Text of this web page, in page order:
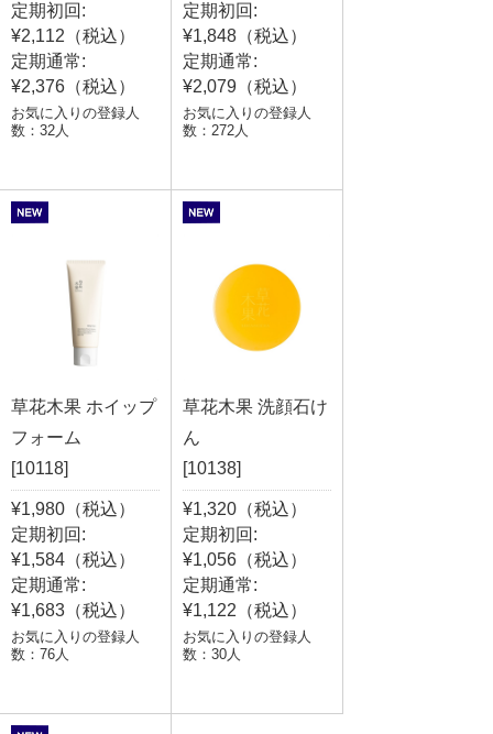
定期初回:
¥2,112（税込）
定期通常:
¥2,376（税込）
お気に入りの登録人
数：32人
定期初回:
¥1,848（税込）
定期通常:
¥2,079（税込）
お気に入りの登録人
数：272人
草花木果 ホイップ
フォーム
[10118]
¥1,980（税込）
定期初回:
¥1,584（税込）
定期通常:
¥1,683（税込）
お気に入りの登録人
数：76人
草花木果 洗顔石け
ん
[10138]
¥1,320（税込）
定期初回:
¥1,056（税込）
定期通常:
¥1,122（税込）
お気に入りの登録人
数：30人